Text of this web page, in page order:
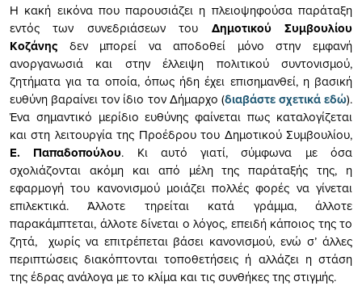
Η κακή εικόνα που παρουσιάζει η πλειοψηφούσα παράταξη
εντός των συνεδριάσεων του Δημοτικού Συμβουλίου
Κοζάνης δεν μπορεί να αποδοθεί μόνο στην εμφανή
ανοργανωσιά και στην έλλειψη πολιτικού συντονισμού,
ζητήματα για τα οποία, όπως ήδη έχει επισημανθεί, η βασική
ευθύνη βαραίνει τον ίδιο τον Δήμαρχο (διαβάστε σχετικά εδώ).
Ένα σημαντικό μερίδιο ευθύνης φαίνεται πως καταλογίζεται
και στη λειτουργία της Προέδρου του Δημοτικού Συμβουλίου,
Ε. Παπαδοπούλου. Κι αυτό γιατί, σύμφωνα με όσα
σχολιάζονται ακόμη και από μέλη της παράταξής της, η
εφαρμογή του κανονισμού μοιάζει πολλές φορές να γίνεται
επιλεκτικά. Άλλοτε τηρείται κατά γράμμα, άλλοτε
παρακάμπτεται, άλλοτε δίνεται ο λόγος, επειδή κάποιος της το
ζητά, χωρίς να επιτρέπεται βάσει κανονισμού, ενώ σ’ άλλες
περιπτώσεις διακόπτονται τοποθετήσεις ή αλλάζει η στάση
της έδρας ανάλογα με το κλίμα και τις συνθήκες της στιγμής.